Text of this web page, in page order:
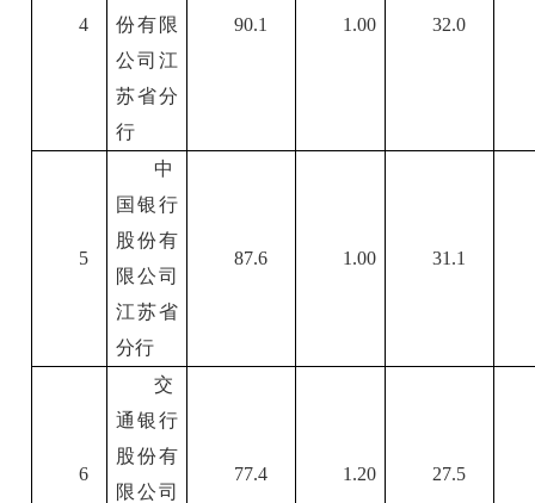
4
份有限
公司江
苏省分
行
90.1 1.00 32.0
5
中
国银行
股份有
限公司
江苏省
分行
87.6 1.00 31.1
6
交
通银行
股份有
限公司
77.4 1.20 27.5